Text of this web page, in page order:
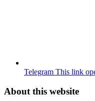
Telegram This link
About this website